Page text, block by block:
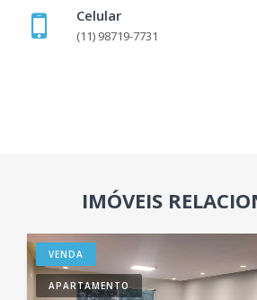
Celular
(11) 98719-7731
IMÓVEIS
VENDA
APARTAMENTO